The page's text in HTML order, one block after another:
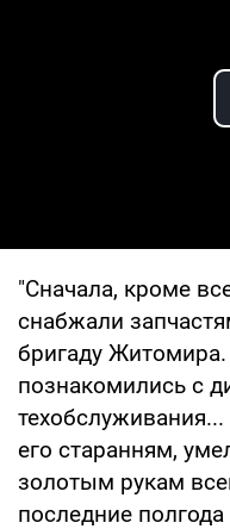
"Сначала, кроме
снабжали
бригаду
познакомились с
его старанням,
золотым рукам
последние